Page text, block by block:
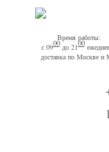
Время работы:
с 0900до 2100
доставка по Москве